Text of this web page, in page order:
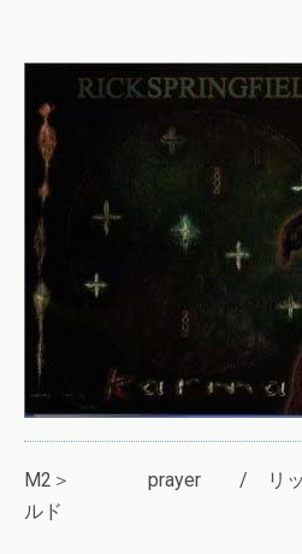
M2＞ prayer / リック・
ルド